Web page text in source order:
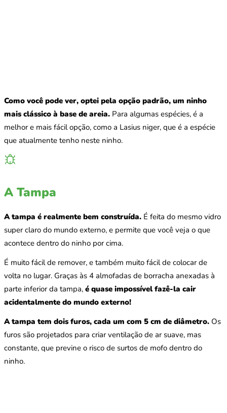
Como você pode ver, optei pela opção padrão, um ninho
mais clássico à base de areia. Para algumas espécies, é a
melhor e mais fácil opção, como a Lasius niger, que é a espécie
que atualmente tenho neste ninho.
A Tampa
A tampa é realmente bem construída. É feita do mesmo vidro
super claro do mundo externo, e permite que você veja o que
acontece dentro do ninho por cima.
É muito fácil de remover, e também muito fácil de colocar de
volta no lugar. Graças às 4 almofadas de borracha anexadas à
parte inferior da tampa, é quase impossível fazê‑la cair
acidentalmente do mundo externo!
A tampa tem dois furos, cada um com 5 cm de diâmetro. Os
furos são projetados para criar ventilação de ar suave, mas
constante, que previne o risco de surtos de mofo dentro do
ninho.